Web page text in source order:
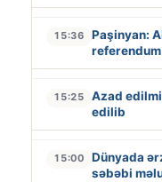
15:36
Paşinyan:
15:25
Azad
edilib
15:00
Dünyada
səbəbi